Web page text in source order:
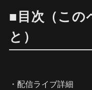
■目次（この
と）
・配信ライブ詳細